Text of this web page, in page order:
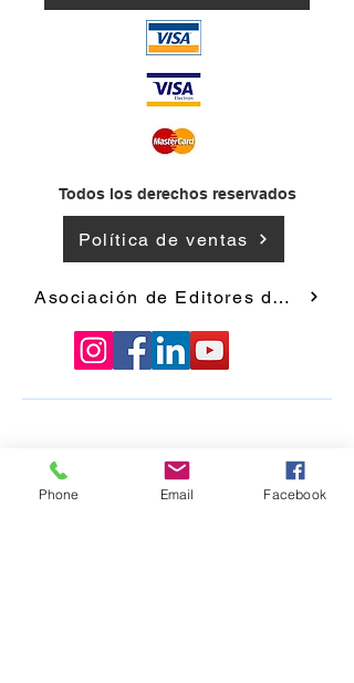
Todos los derechos reservados
Política de ventas
Asociación de Editores de Andorra
Phone Email Facebook